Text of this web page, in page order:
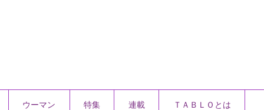
ウーマン 特集 連載 ＴＡＢＬＯとは